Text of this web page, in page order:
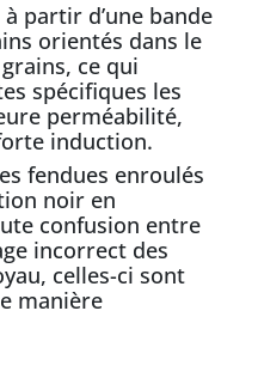
partir d’une bande
orientés dans le
ce qui
spécifiques les
perméabilité,
induction.
fendues enroulés
noir en
confusion entre
incorrect des
celles-ci sont
manière